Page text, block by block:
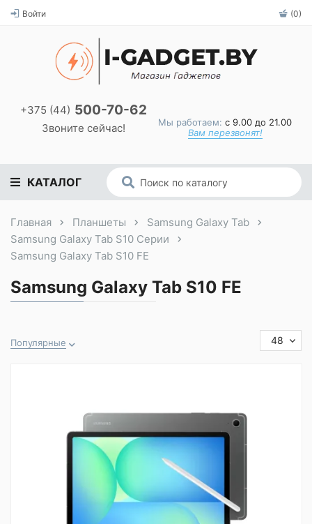
Войти (0)
+375 (44) 500-70-62
Звоните сейчас! Мы работаем: с 9.00 до 21.00
Вам перезвонят!
КАТАЛОГ
Главная Планшеты
Samsung Galaxy Tab
Samsung Galaxy Tab S10 Серии
Samsung Galaxy Tab S10 FE
Samsung Galaxy Tab S10 FE
Популярные 48